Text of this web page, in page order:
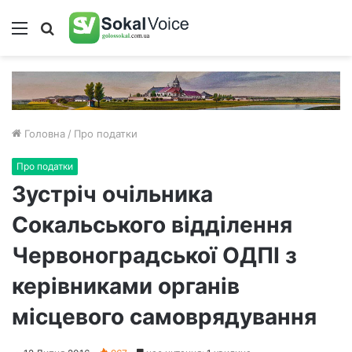
Меню Пошук
Головна / Про податки
Про податки
Зустріч очільника
Сокальського відділення
Червоноградської ОДПІ з
керівниками органів
місцевого самоврядування